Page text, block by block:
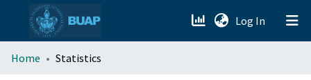
Log In (current)
menu.section.about_menu
Home Statistics